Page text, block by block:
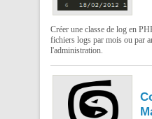
Créer une classe de log en
fichiers logs par mois ou par
l'administration.